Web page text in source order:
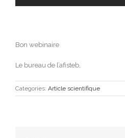
Bon webinaire
Le bureau de l’afisteb,
Categories: Article scientifique